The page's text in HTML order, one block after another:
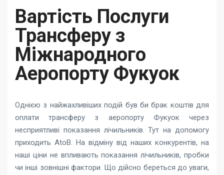
Вартість Послуги
Трансферу з
Міжнародного
Аеропорту Фукуок
Однією з найжахливіших подій був би брак коштів для
оплати трансферу з аеропорту Фукуок через
несприятливі показання лічильників. Тут на допомогу
приходить AtoB. На відміну від наших конкурентів, на
наші ціни не впливають показання лічильників, пробки
чи інші зовнішні фактори. Що дійсно береться до уваги,